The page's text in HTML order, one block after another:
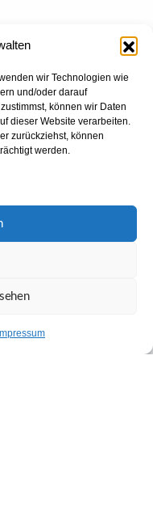
wir Technologien wie
und/oder darauf
können wir Daten
dieser Website verarbeiten.
zurückziehst, können
werden.
Impressum